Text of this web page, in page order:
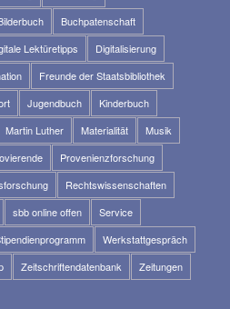
Buchpatenschaft
Lektüretipps
Digitalisierung
Freunde der Staatsbibliothek
Jugendbuch
Kinderbuch
Martin Luther Materialität
Musik
Provenienzforschung
Rechtswissenschaften
sbb online offen
Service
Werkstattgespräch
Zeitschriftendatenbank
Zeitungen